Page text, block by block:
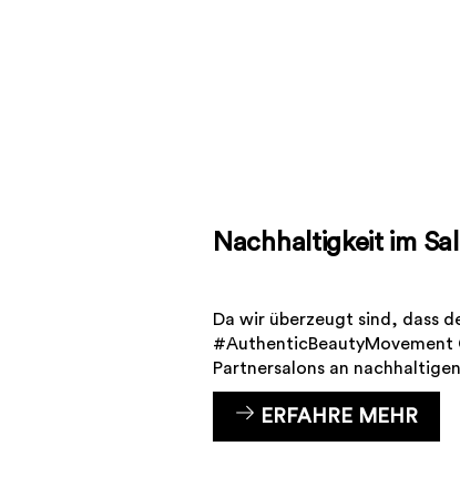
Nachhaltigkeit im
Da wir überzeugt sind, dass
#AuthenticBeautyMovement
Partnersalons an
ERFAHRE MEHR